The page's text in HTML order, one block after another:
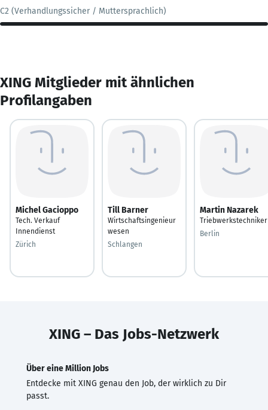
C2 (Verhandlungssicher / Muttersprachlich)
XING Mitglieder mit ähnlichen
Profilangaben
Michel Gacioppo
Tech. Verkauf
Innendienst
Zürich
Till Barner
Wirtschaftsingenieur
wesen
Schlangen
Martin Nazarek
Triebwerkstechniker
Berlin
XING – Das Jobs-Netzwerk
Über eine Million Jobs
Entdecke mit XING genau den Job, der wirklich zu Dir
passt.